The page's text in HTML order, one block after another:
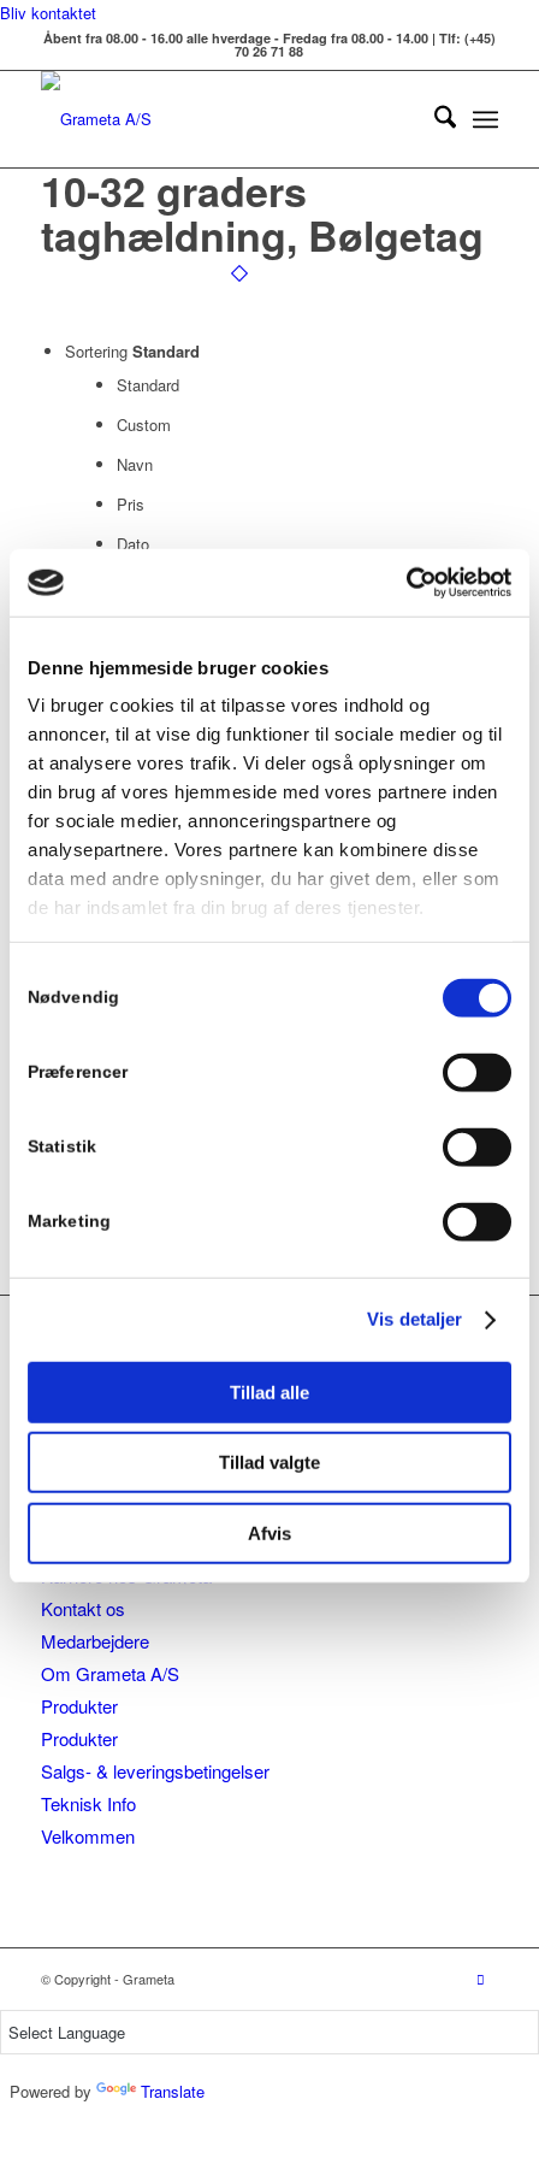
Denne hjemmeside bruger cookies
Vi bruger cookies til at tilpasse vores indhold og
annoncer, til at vise dig funktioner til sociale medier og til
at analysere vores trafik. Vi deler også oplysninger om
din brug af vores hjemmeside med vores partnere inden
for sociale medier, annonceringspartnere og
analysepartnere. Vores partnere kan kombinere disse
data med andre oplysninger, du har givet dem, eller som
de har indsamlet fra din brug af deres tjenester.
Nødvendig
Præferencer
Statistik
Marketing
Vis detaljer
Tillad alle
Tillad valgte
Afvis
Bliv kontaktet
Åbent fra 08.00 - 16.00 alle hverdage - Fredag fra 08.00 - 14.00 | Tlf: (+45)
70 26 71 88
10-32 graders
taghældning, Bølgetag
Sortering Standard
Standard
Custom
Navn
Pris
Dato
Average rating
Relevance
Tilfældig
Product ID
Vis20 produkter pr. side
20 produkter pr. side
40 produkter pr. side
Taginddækning – flere varianter
Taginddækning til stålskorsten. Benyttes som afslutning og
tætning af stålskorstene oppe på taget. Fås i zink eller fleksibel
INTERESTING LINKS
Here are some interesting links for you! Enjoy your stay :)
SIDER
Kontakt os
Medarbejdere
Om Grameta A/S
Produkter
Produkter
Salgs- & leveringsbetingelser
Teknisk Info
Velkommen
© Copyright - Grameta
Powered by Translate